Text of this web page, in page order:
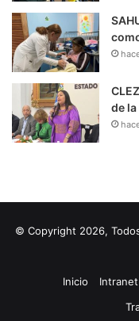
de
© Copyright 2026,
Inicio
Intranet